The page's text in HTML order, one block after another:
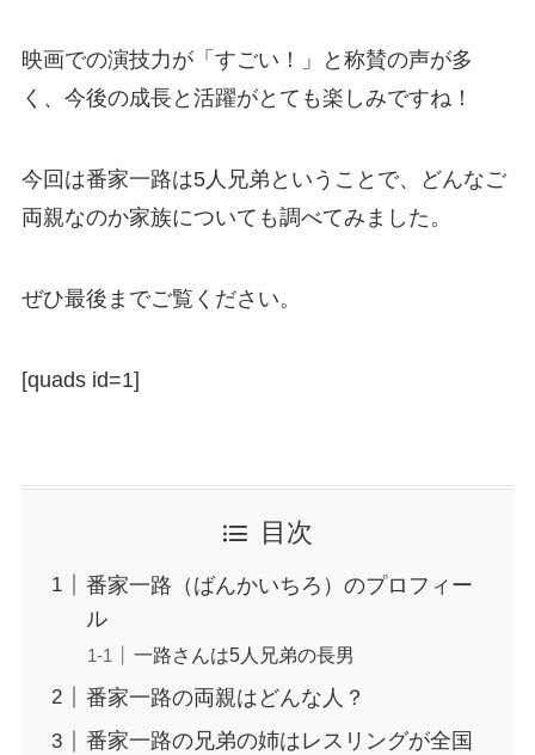
映画での演技力が「すごい！」と称賛の声が多
く、今後の成長と活躍がとても楽しみですね！
今回は番家一路は5人兄弟ということで、どんなご
両親なのか家族についても調べてみました。
ぜひ最後までご覧ください。
[quads id=1]
目次
番家一路（ばんかいちろ）のプロフィー
ル
一路さんは5人兄弟の長男
番家一路の両親はどんな人？
番家一路の兄弟の姉はレスリングが全国